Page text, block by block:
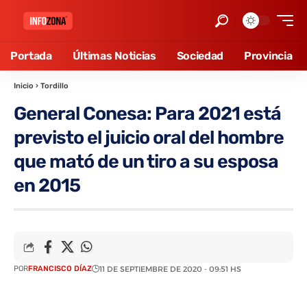
Portada Últimas Noticias Sociedad Provincia
Inicio › Tordillo
General Conesa: Para 2021 está
previsto el juicio oral del hombre
que mató de un tiro a su esposa
en 2015
PORFRANCISCO DÍAZ 11 DE SEPTIEMBRE DE 2020 - 09:51 HS